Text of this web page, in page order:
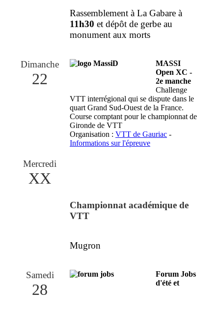
Rassemblement à La Gabare à
11h30 et dépôt de gerbe au
monument aux morts
Dimanche
22
MASSI
Open XC -
2e manche
Challenge
VTT interrégional qui se dispute dans le
quart Grand Sud-Ouest de la France.
Course comptant pour le championnat de
Gironde de VTT
Organisation : VTT de Gauriac -
Informations sur l'épreuve
Mercredi
XX
Championnat académique de
VTT
Mugron
Samedi
28
Forum Jobs
d'été et